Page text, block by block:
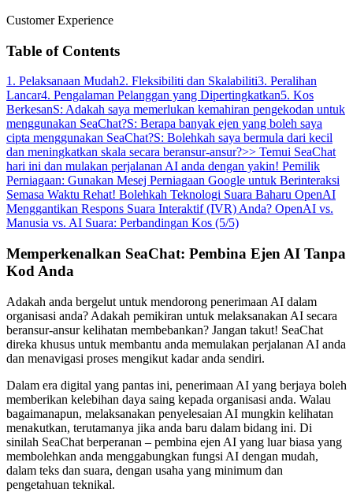
Customer Experience
Table of Contents
1. Pelaksanaan Mudah2. Fleksibiliti dan Skalabiliti3. Peralihan
Lancar4. Pengalaman Pelanggan yang Dipertingkatkan5. Kos
BerkesanS: Adakah saya memerlukan kemahiran pengekodan untuk
menggunakan SeaChat?S: Berapa banyak ejen yang boleh saya
cipta menggunakan SeaChat?S: Bolehkah saya bermula dari kecil
dan meningkatkan skala secara beransur-ansur?>> Temui SeaChat
hari ini dan mulakan perjalanan AI anda dengan yakin! Pemilik
Perniagaan: Gunakan Mesej Perniagaan Google untuk Berinteraksi
Semasa Waktu Rehat! Bolehkah Teknologi Suara Baharu OpenAI
Menggantikan Respons Suara Interaktif (IVR) Anda? OpenAI vs.
Manusia vs. AI Suara: Perbandingan Kos (5/5)
Memperkenalkan SeaChat: Pembina Ejen AI Tanpa
Kod Anda
Adakah anda bergelut untuk mendorong penerimaan AI dalam
organisasi anda? Adakah pemikiran untuk melaksanakan AI secara
beransur-ansur kelihatan membebankan? Jangan takut! SeaChat
direka khusus untuk membantu anda memulakan perjalanan AI anda
dan menavigasi proses mengikut kadar anda sendiri.
Dalam era digital yang pantas ini, penerimaan AI yang berjaya boleh
memberikan kelebihan daya saing kepada organisasi anda. Walau
bagaimanapun, melaksanakan penyelesaian AI mungkin kelihatan
menakutkan, terutamanya jika anda baru dalam bidang ini. Di
sinilah SeaChat berperanan – pembina ejen AI yang luar biasa yang
membolehkan anda menggabungkan fungsi AI dengan mudah,
dalam teks dan suara, dengan usaha yang minimum dan
pengetahuan teknikal.